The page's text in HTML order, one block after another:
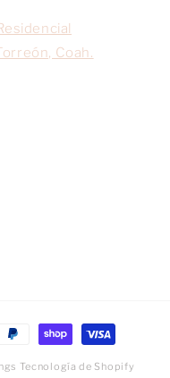
Coah.
Tecnología de Shopify